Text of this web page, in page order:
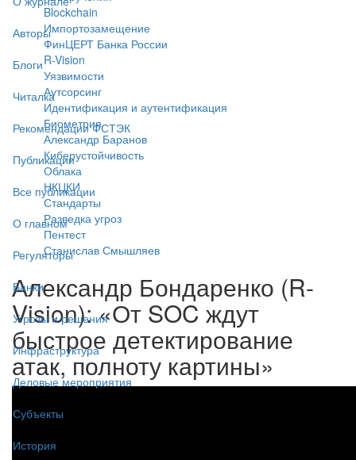
Авторы
Блоги
Читалка
Рекомендации ФСТЭК
Публикации
Все публикации
О главном
Регуляторы
Банки
Угрозы и решения
Инфраструктура
Деловые мероприятия
Субъекты
История
Blockchain
Импортозамещение
ФинЦЕРТ Банка России
R-Vision
Уязвимости
Аутсорсинг
Идентификация и аутентификация
Биометрия
Александр Баранов
Киберустойчивость
Облака
НКЦКИ
Стандарты
Разведка угроз
Пентест
Станислав Смышляев
Александр Бондаренко (R-
Vision): «От SOC ждут
быстрое детектирование
атак, полноту картины»